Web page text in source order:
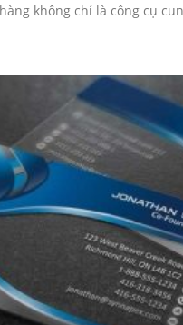
không chỉ là công cụ